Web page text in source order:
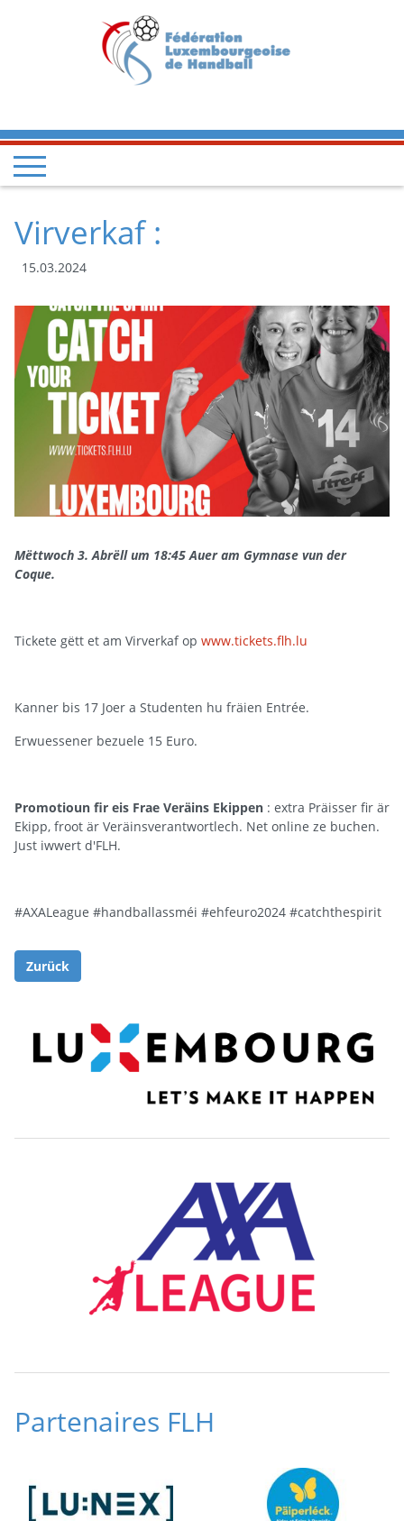
Virverkaf :
15.03.2024
Mëttwoch 3. Abrëll um 18:45 Auer am Gymnase vun der
Coque.
Tickete gëtt et am Virverkaf op www.tickets.flh.lu
Kanner bis 17 Joer a Studenten hu fräien Entrée.
Erwuessener bezuele 15 Euro.
Promotioun fir eis Frae Veräins Ekippen : extra Präisser fir är
Ekipp, froot är Veräinsverantwortlech. Net online ze buchen.
Just iwwert d'FLH.
#AXALeague #handballassméi #ehfeuro2024 #catchthespirit
Zurück
Partenaires FLH